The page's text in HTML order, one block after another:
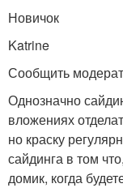
Новичок
Katrine
Сообщить
Однозначно
вложениях
но краску
сайдинга в том
домик, когда